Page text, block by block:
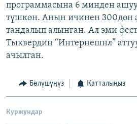
программасына 6 минден
түшкөн. Анын ичинен 300дөн
тандалып алынган. Ал эми
Тыквердин “Интернешнл”
ачылган.
Бөлүшүңүз Катталыңыз
Куржундар